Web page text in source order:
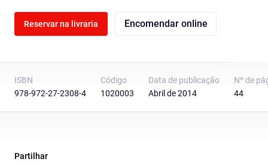
Reservar na livraria Encomendar online
ISBN
978-972-27-2308-4
Código
1020003
Data de publicação
Abril de 2014
Nº de
44
Partilhar